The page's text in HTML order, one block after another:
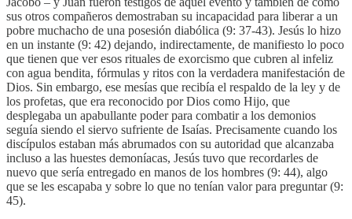
sus otros compañeros demostraban su incapacidad para liberar a un
pobre muchacho de una posesión diabólica (9: 37-43). Jesús lo hizo
en un instante (9: 42) dejando, indirectamente, de manifiesto lo poco
que tienen que ver esos rituales de exorcismo que cubren al infeliz
con agua bendita, fórmulas y ritos con la verdadera manifestación de
Dios. Sin embargo, ese mesías que recibía el respaldo de la ley y de
los profetas, que era reconocido por Dios como Hijo, que
desplegaba un apabullante poder para combatir a los demonios
seguía siendo el siervo sufriente de Isaías. Precisamente cuando los
discípulos estaban más abrumados con su autoridad que alcanzaba
incluso a las huestes demoníacas, Jesús tuvo que recordarles de
nuevo que sería entregado en manos de los hombres (9: 44), algo
que se les escapaba y sobre lo que no tenían valor para preguntar (9:
45).